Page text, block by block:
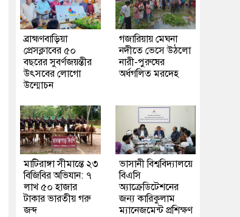
ব্রাহ্মণবাড়িয়া
প্রেসক্লাবের ৫০
বছরের সুবর্ণজয়ন্তীর
উৎসবের লোগো
উন্মোচন
গজারিয়ায় মেঘনা
নদীতে ভেসে উঠলো
নারী-পুরুষের
অর্ধগলিত মরদেহ
মাটিরাঙ্গা সীমান্তে ২৩
বিজিবির অভিযান: ৭
লাখ ৫০ হাজার
টাকার ভারতীয় গরু
জব্দ
ভাসানী বিশ্ববিদ্যালয়ে
বিএসি
অ্যাক্রেডিটেশনের
জন্য কারিকুলাম
ম্যানেজমেন্ট প্রশিক্ষণ